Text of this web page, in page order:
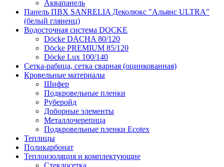
Аквапанель
Панель ПВХ SANRELIA Деколюкс "Альянс ULTRA"
(белый гляненц)
Водосточная система DOCKE
Döсkе DACHA 80/120
Döcke PREMIUM 85/120
Döсkе Luх 100/140
Сетка-рабица, сетка сварная (оцинкованная)
Кровельные материалы
Шифер
Подкровельные пленки
Руберойд
Доборные элементы
Металлочерепица
Подкровельные пленки Ecotex
Теплицы
Поликарбонат
Теплоизоляция и комплектующие
Стеклосетка